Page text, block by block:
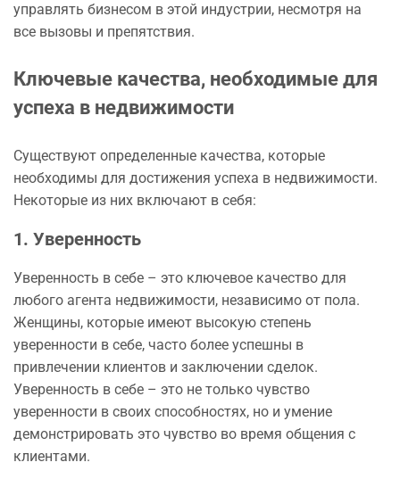
управлять бизнесом в этой индустрии, несмотря на
все вызовы и препятствия.
Ключевые качества, необходимые для
успеха в недвижимости
Существуют определенные качества, которые
необходимы для достижения успеха в недвижимости.
Некоторые из них включают в себя:
1. Уверенность
Уверенность в себе – это ключевое качество для
любого агента недвижимости, независимо от пола.
Женщины, которые имеют высокую степень
уверенности в себе, часто более успешны в
привлечении клиентов и заключении сделок.
Уверенность в себе – это не только чувство
уверенности в своих способностях, но и умение
демонстрировать это чувство во время общения с
клиентами.